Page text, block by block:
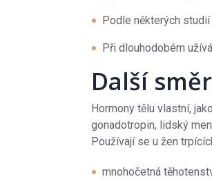
Podle některých
Při dlouhodobém
Další
Hormony tělu vlastní,
gonadotropin, lidský
Používají se u žen
mnohočetná